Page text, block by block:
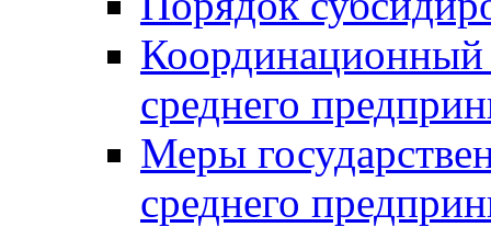
Координационный
среднего
Меры
среднего